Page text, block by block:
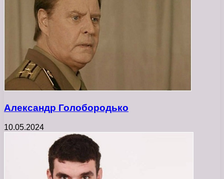
Александр Голобородько
10.05.2024